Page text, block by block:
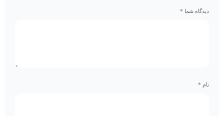
دیدگاه شما *
نام *